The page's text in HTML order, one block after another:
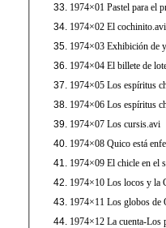
1974×01 Pastel para el
1974×02 El cochinito.avi
1974×03 Exhibición de
1974×04 El billete de
1974×05 Los espíritus
1974×06 Los espíritus
1974×07 Los cursis.avi
1974×08 Quico está
1974×09 El chicle en el
1974×10 Los locos y la
1974×11 Los globos de
1974×12 La cuenta-Los